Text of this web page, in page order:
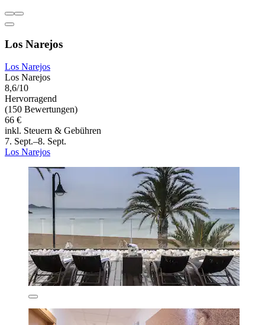
Los Narejos
Los Narejos
Los Narejos
8,6/10
Hervorragend
(150 Bewertungen)
66 €
inkl. Steuern & Gebühren
7. Sept.–8. Sept.
Los Narejos